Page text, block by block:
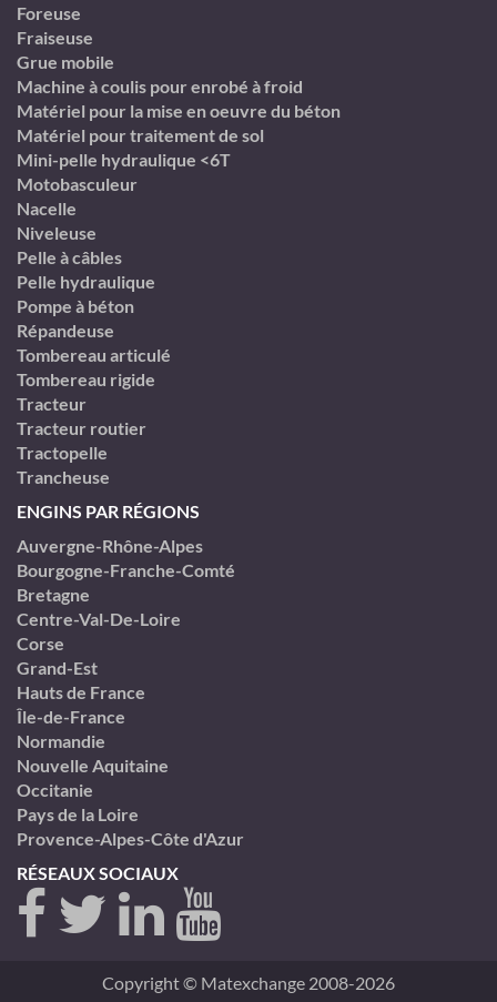
Foreuse
Fraiseuse
Grue mobile
Machine à coulis pour enrobé à froid
Matériel pour la mise en oeuvre du béton
Matériel pour traitement de sol
Mini-pelle hydraulique <6T
Motobasculeur
Nacelle
Niveleuse
Pelle à câbles
Pelle hydraulique
Pompe à béton
Répandeuse
Tombereau articulé
Tombereau rigide
Tracteur
Tracteur routier
Tractopelle
Trancheuse
ENGINS PAR RÉGIONS
Auvergne-Rhône-Alpes
Bourgogne-Franche-Comté
Bretagne
Centre-Val-De-Loire
Corse
Grand-Est
Hauts de France
Île-de-France
Normandie
Nouvelle Aquitaine
Occitanie
Pays de la Loire
Provence-Alpes-Côte d'Azur
RÉSEAUX SOCIAUX
Copyright © Matexchange 2008-2026